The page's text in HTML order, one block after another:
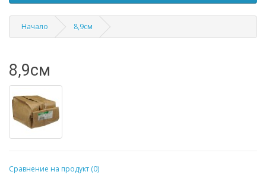
Начало 8,9см
8,9см
Сравнение на продукт (0)